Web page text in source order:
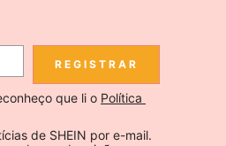
REGISTRAR
que li o Política
de SHEIN por e-mail.